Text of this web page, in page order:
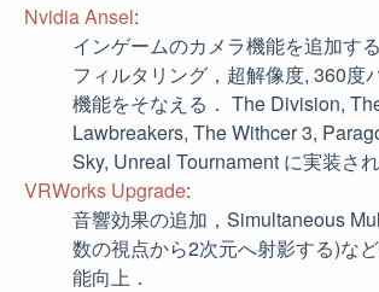
Nvidia Ansel
インゲームのカメラ機能を追加す
フィルタリング，超解像度, 360度
機能をそなえる． The Division,
Lawbreakers, The Withcer 3,
Sky, Unreal Tournament に実装され
VRWorks Upgrade
音響効果の追加，Simultaneous
数の視点から2次元へ射影する)な
能向上．